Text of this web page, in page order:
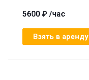
5600 ₽ /час
Взять в аренду